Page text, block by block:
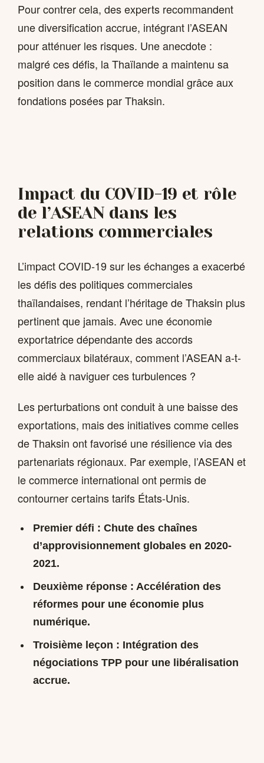
Pour contrer cela, des experts recommandent
une diversification accrue, intégrant l’ASEAN
pour atténuer les risques. Une anecdote :
malgré ces défis, la Thaïlande a maintenu sa
position dans le commerce mondial grâce aux
fondations posées par Thaksin.
Impact du COVID-19 et rôle
de l’ASEAN dans les
relations commerciales
L’impact COVID-19 sur les échanges a exacerbé
les défis des politiques commerciales
thaïlandaises, rendant l’héritage de Thaksin plus
pertinent que jamais. Avec une économie
exportatrice dépendante des accords
commerciaux bilatéraux, comment l’ASEAN a-t-
elle aidé à naviguer ces turbulences ?
Les perturbations ont conduit à une baisse des
exportations, mais des initiatives comme celles
de Thaksin ont favorisé une résilience via des
partenariats régionaux. Par exemple, l’ASEAN et
le commerce international ont permis de
contourner certains tarifs États-Unis.
Premier défi : Chute des chaînes
d’approvisionnement globales en 2020-
2021.
Deuxième réponse : Accélération des
réformes pour une économie plus
numérique.
Troisième leçon : Intégration des
négociations TPP pour une libéralisation
accrue.